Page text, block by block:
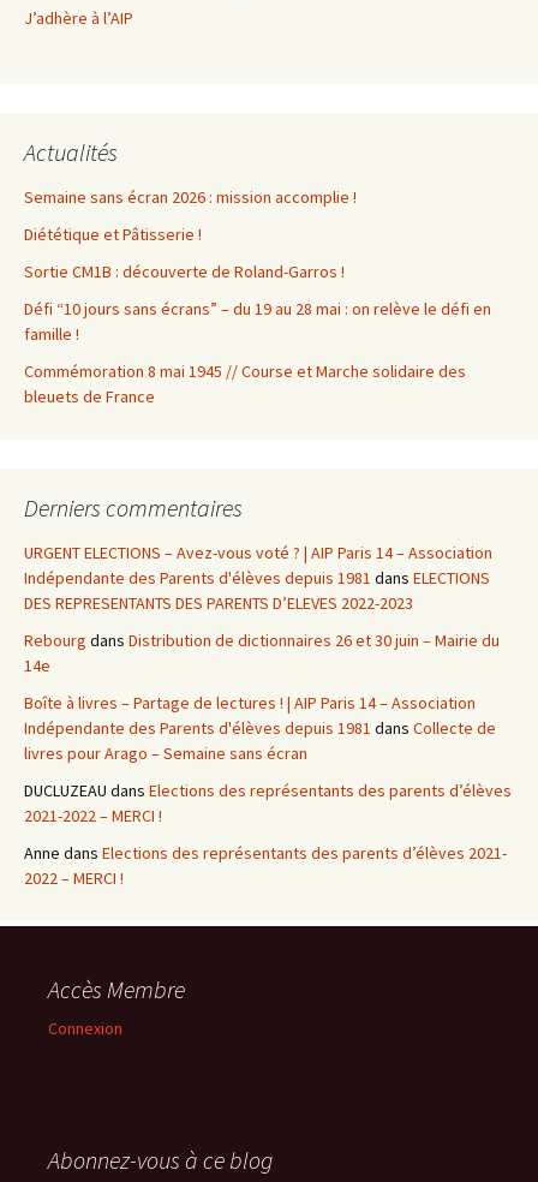
J’adhère à l’AIP
Actualités
Semaine sans écran 2026 : mission accomplie !
Diététique et Pâtisserie !
Sortie CM1B : découverte de Roland-Garros !
Défi “10 jours sans écrans” – du 19 au 28 mai : on relève le défi en
famille !
Commémoration 8 mai 1945 // Course et Marche solidaire des
bleuets de France
Derniers commentaires
URGENT ELECTIONS – Avez-vous voté ? | AIP Paris 14 – Association
Indépendante des Parents d'élèves depuis 1981 dans ELECTIONS
DES REPRESENTANTS DES PARENTS D’ELEVES 2022-2023
Rebourg dans Distribution de dictionnaires 26 et 30 juin – Mairie du
14e
Boîte à livres – Partage de lectures ! | AIP Paris 14 – Association
Indépendante des Parents d'élèves depuis 1981 dans Collecte de
livres pour Arago – Semaine sans écran
DUCLUZEAU dans Elections des représentants des parents d’élèves
2021-2022 – MERCI !
Anne dans Elections des représentants des parents d’élèves 2021-
2022 – MERCI !
Accès Membre
Connexion
Abonnez-vous à ce blog